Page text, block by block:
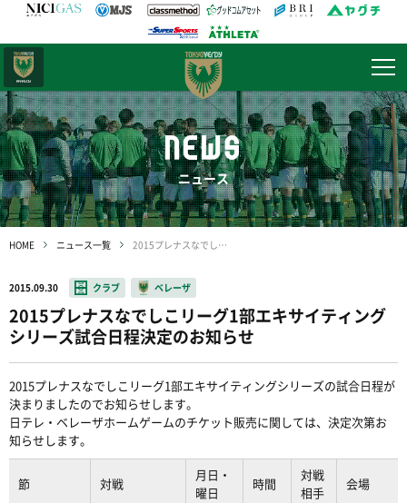
NEWS
ニュース
HOME ニュース一覧 2015プレナスなでしこリーグ1部エキサイティングシリーズ試合日程決定のお知らせ
2015.09.30 クラブ ベレーザ
2015プレナスなでしこリーグ1部エキサイティング
シリーズ試合日程決定のお知らせ
2015プレナスなでしこリーグ1部エキサイティングシリーズの試合日程が
決まりましたのでお知らせします。
日テレ・ベレーザホームゲームのチケット販売に関しては、決定次第お
知らせします。
節 対戦
月日・
曜日
時間
対戦
相手
会場